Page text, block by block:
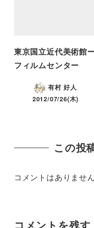
東京国立近代美術館
フィルムセンター
有村 好人
2012/07/26(木)
この投
コメントはありません
コメントを残す